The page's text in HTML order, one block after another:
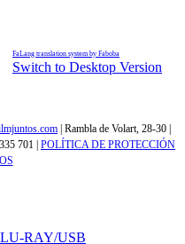
FaLang translation system by Faboba
Switch to Desktop Version
| Rambla de Volart, 28-30 |
701 POLÍTICA DE PROTECCIÓN
RAY/USB